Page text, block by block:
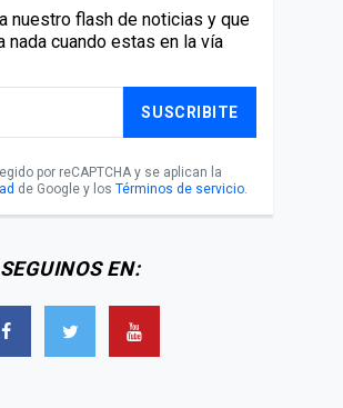
nuestro flash de noticias y que
nada cuando estas en la vía
SUSCRIBITE
por reCAPTCHA y se aplican la
de Google y los Términos de servicio.
SEGUINOS EN: